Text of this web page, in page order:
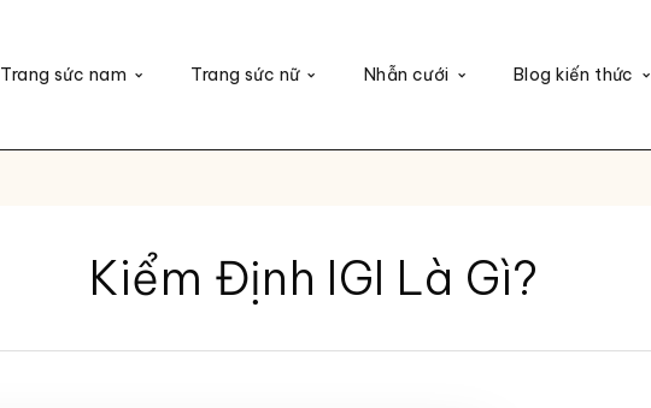
Trang sức nam Trang sức nữ Nhẫn cưới Blog kiến thức
Kiểm Định IGI Là Gì?